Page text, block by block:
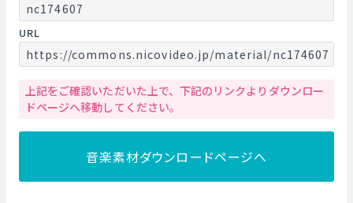
nc174607
URL
https://commons.nicovideo.jp/material/nc174607
上記をご確認いただいた上で、下記のリンクよりダウンロー
ドページへ移動してください。
音楽素材ダウンロードページへ